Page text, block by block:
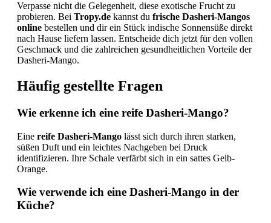
Verpasse nicht die Gelegenheit, diese exotische Frucht zu
probieren. Bei Tropy.de kannst du frische Dasheri-Mangos
online bestellen und dir ein Stück indische Sonnensüße direkt
nach Hause liefern lassen. Entscheide dich jetzt für den vollen
Geschmack und die zahlreichen gesundheitlichen Vorteile der
Dasheri-Mango.
Häufig gestellte Fragen
Wie erkenne ich eine reife Dasheri-Mango?
Eine reife Dasheri-Mango lässt sich durch ihren starken,
süßen Duft und ein leichtes Nachgeben bei Druck
identifizieren. Ihre Schale verfärbt sich in ein sattes Gelb-
Orange.
Wie verwende ich eine Dasheri-Mango in der
Küche?